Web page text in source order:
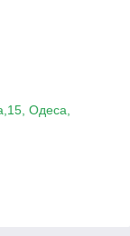
Одеса,